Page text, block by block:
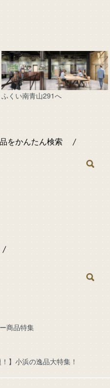
ふくい南青山291へ
をかんたん検索
商品特集
】小浜の逸品大特集！